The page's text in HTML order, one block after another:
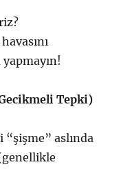
Tepki)
aslında